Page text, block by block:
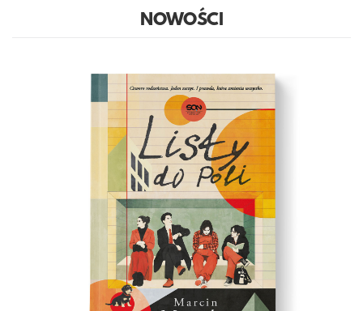
NOWOŚCI